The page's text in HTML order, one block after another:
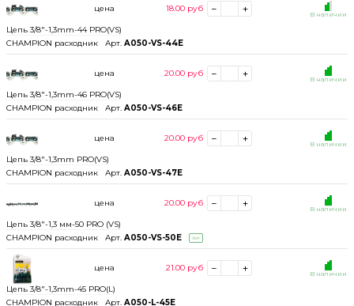
Цепь 3/8"-1,3mm-44 PRO(VS)
CHAMPION расходник
Арт. A050-VS-44E
В наличии
цена 18.00 руб
Цепь 3/8"-1,3mm-46 PRO(VS)
CHAMPION расходник
Арт. A050-VS-46E
В наличии
цена 20.00 руб
Цепь 3/8"-1,3mm PRO(VS)
CHAMPION расходник
Арт. A050-VS-47E
В наличии
цена 20.00 руб
Цепь 3/8"-1,3 мм-50 PRO (VS)
CHAMPION расходник
Арт. A050-VS-50E Хит
В наличии
цена 20.00 руб
Цепь 3/8"-1,3mm-45 PRO(L)
CHAMPION расходник
Арт. A050-L-45E
В наличии
цена 21.00 руб